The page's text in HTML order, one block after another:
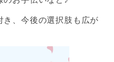
き、今後の選択肢も広が